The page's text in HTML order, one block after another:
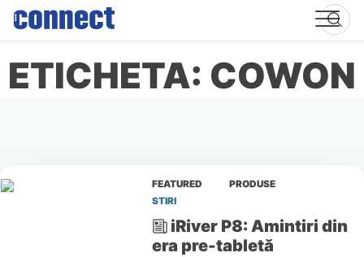
Skip
content
ETICHETA: COWON
FEATURED
PRODUSE
STIRI
iRiver P8: Amintiri din
era pre-tabletă